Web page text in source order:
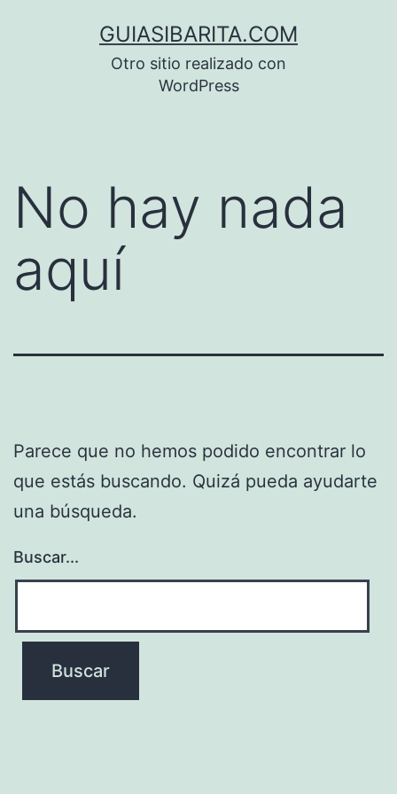
GUIASIBARITA.COM
Otro sitio realizado con
WordPress
No hay nada
aquí
Parece que no hemos podido encontrar lo
que estás buscando. Quizá pueda ayudarte
una búsqueda.
Buscar...